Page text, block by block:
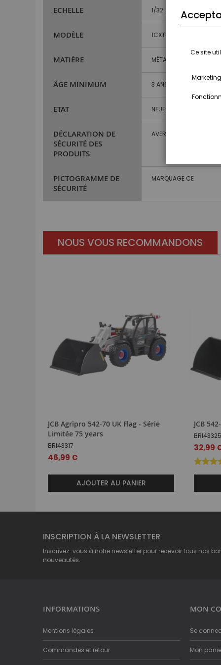
ECHELLE 1/32
MODÈLE 1CXT
MATIÈRE MÉTAL ET PLASTIQUE
ÂGE MINIMUM 3 ANS ET PLUS
ETAT NEUF
DÉCLARATION DE
SÉCURITÉ DES
PRODUITS
AVERTISSEMENT : NE
PICTOGRAMME DE
SÉCURITÉ
MARQUAGE CE
NOUS VOUS RECOMMANDONS
JCB Agripro 542-70 UK Flag - Série
Limitée 75 years
BRI43317
46,99 €
AJOUTER AU PANIER
JCB
BRI43325
32,99
INSCRIPTION À LA NEWSLETTER
Inscrivez-vous à notre newsletter pour recevoir tous nos
nouveautés.
INFORMATIONS
Mentions légales
Commandes et retour
MON
Se
Mon
Ce site